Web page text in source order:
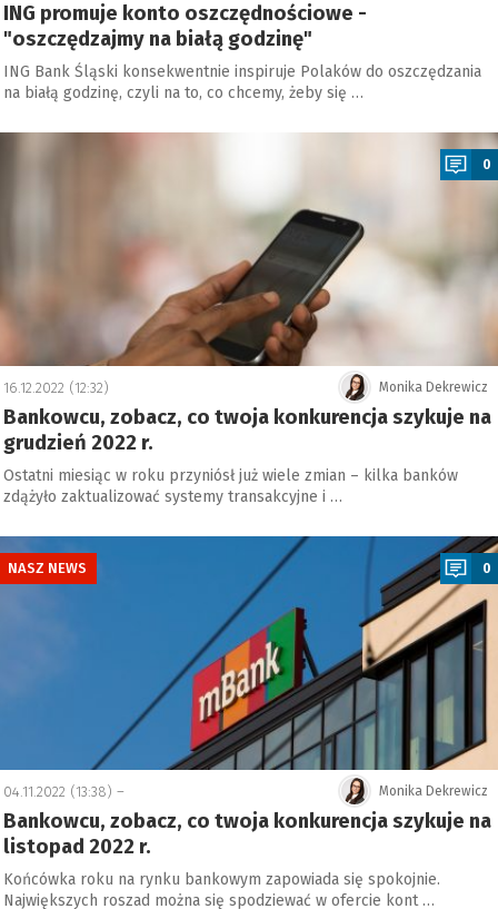
ING promuje konto oszczędnościowe -
"oszczędzajmy na białą godzinę"
ING Bank Śląski konsekwentnie inspiruje Polaków do oszczędzania
na białą godzinę, czyli na to, co chcemy, żeby się …
0
Monika Dekrewicz
16.12.2022 (12:32)
Bankowcu, zobacz, co twoja konkurencja szykuje na
grudzień 2022 r.
Ostatni miesiąc w roku przyniósł już wiele zmian – kilka banków
zdążyło zaktualizować systemy transakcyjne i …
NASZ NEWS 0
Monika Dekrewicz
04.11.2022 (13:38) –
Bankowcu, zobacz, co twoja konkurencja szykuje na
listopad 2022 r.
Końcówka roku na rynku bankowym zapowiada się spokojnie.
Największych roszad można się spodziewać w ofercie kont …